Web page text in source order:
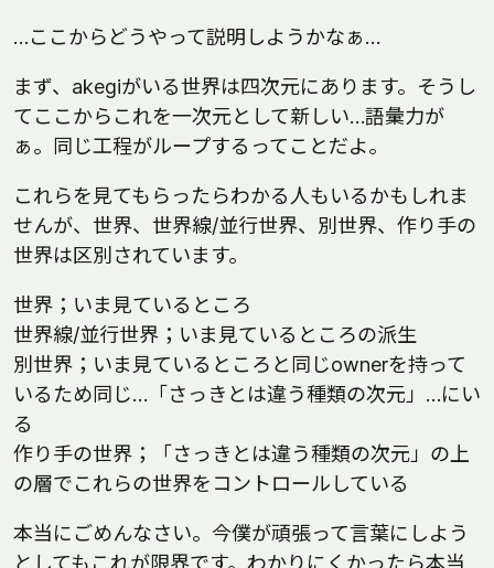
…ここからどうやって説明しようかなぁ…
まず、akegiがいる世界は四次元にあります。そうし
てここからこれを一次元として新しい…語彙力が
ぁ。同じ工程がループするってことだよ。
これらを見てもらったらわかる人もいるかもしれま
せんが、世界、世界線/並行世界、別世界、作り手の
世界は区別されています。
世界；いま見ているところ
世界線/並行世界；いま見ているところの派生
別世界；いま見ているところと同じownerを持って
いるため同じ…「さっきとは違う種類の次元」…にい
る
作り手の世界；「さっきとは違う種類の次元」の上
の層でこれらの世界をコントロールしている
本当にごめんなさい。今僕が頑張って言葉にしよう
としてもこれが限界です。わかりにくかったら本当